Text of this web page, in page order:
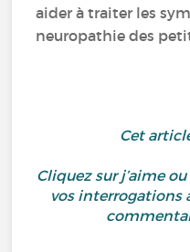
aider à traiter les
neuropathie des
Cet
Cliquez sur j’aime
vos interrogations